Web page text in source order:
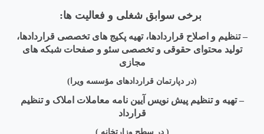
برخی سوابق شغلی و فعالیت­ ها:
– تنظیم و اصلاح قراردادها، تهیه پکیج­ های تخصصی قراردادها،
تولید محتوای حقوقی و تخصصی سئو و صفحات شبکه های
مجازی
(در دپارتمان قراردادهای مؤسسه ویرا)
–تهیه و تنظیم پیش نویس آیین­ نامه معاملات املاک و تنظیم
قرارداد
( در سطح وزارتخانه )